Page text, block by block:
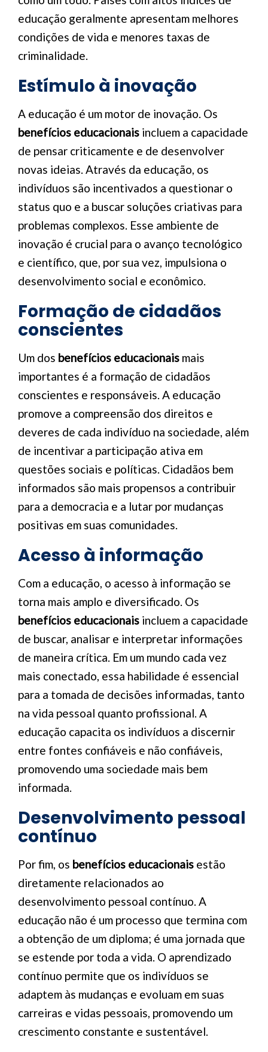
educação geralmente apresentam melhores
condições de vida e menores taxas de
criminalidade.
Estímulo à inovação
A educação é um motor de inovação. Os
benefícios educacionais incluem a capacidade
de pensar criticamente e de desenvolver
novas ideias. Através da educação, os
indivíduos são incentivados a questionar o
status quo e a buscar soluções criativas para
problemas complexos. Esse ambiente de
inovação é crucial para o avanço tecnológico
e científico, que, por sua vez, impulsiona o
desenvolvimento social e econômico.
Formação de cidadãos
conscientes
Um dos benefícios educacionais mais
importantes é a formação de cidadãos
conscientes e responsáveis. A educação
promove a compreensão dos direitos e
deveres de cada indivíduo na sociedade, além
de incentivar a participação ativa em
questões sociais e políticas. Cidadãos bem
informados são mais propensos a contribuir
para a democracia e a lutar por mudanças
positivas em suas comunidades.
Acesso à informação
Com a educação, o acesso à informação se
torna mais amplo e diversificado. Os
benefícios educacionais incluem a capacidade
de buscar, analisar e interpretar informações
de maneira crítica. Em um mundo cada vez
mais conectado, essa habilidade é essencial
para a tomada de decisões informadas, tanto
na vida pessoal quanto profissional. A
educação capacita os indivíduos a discernir
entre fontes confiáveis e não confiáveis,
promovendo uma sociedade mais bem
informada.
Desenvolvimento pessoal
contínuo
Por fim, os benefícios educacionais estão
diretamente relacionados ao
desenvolvimento pessoal contínuo. A
educação não é um processo que termina com
a obtenção de um diploma; é uma jornada que
se estende por toda a vida. O aprendizado
contínuo permite que os indivíduos se
adaptem às mudanças e evoluam em suas
carreiras e vidas pessoais, promovendo um
crescimento constante e sustentável.